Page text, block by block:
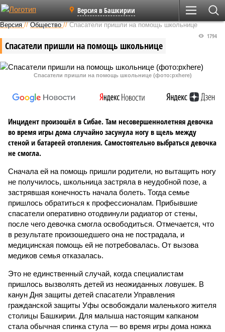
Версия в Башкирии
Версия //Общество //Спасатели пришли на помощь школьнице
Спасатели пришли на помощь школьнице
1794
Спасатели пришли на помощь школьнице (фото:pxhere)
Инцидент произошёл в Сибае. Там несовершеннолетняя девочка
во время игры дома случайно засунула ногу в щель между
стеной и батареей отопления. Самостоятельно выбраться девочка
не смогла.
Сначала ей на помощь пришли родители, но вытащить ногу
не получилось, школьница застряла в неудобной позе, а
застрявшая конечность начала болеть. Тогда семье
пришлось обратиться к профессионалам. Прибывшие
спасатели оперативно отодвинули радиатор от стены,
после чего девочка смогла освободиться. Отмечается, что
в результате произошедшего она не пострадала, и
медицинская помощь ей не потребовалась. От вызова
медиков семья отказалась.
Это не единственный случай, когда специалистам
пришлось вызволять детей из неожиданных ловушек. В
канун Дня защиты детей спасатели Управления
гражданской защиты Уфы освобождали маленького жителя
столицы Башкирии. Для малыша настоящим капканом
стала обычная спинка стула — во время игры дома ножка